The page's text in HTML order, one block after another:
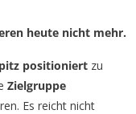
heute nicht mehr.
positioniert zu
Zielgruppe
Es reicht nicht